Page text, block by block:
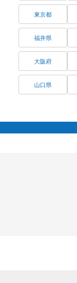
東京都
福井県
大阪府
山口県